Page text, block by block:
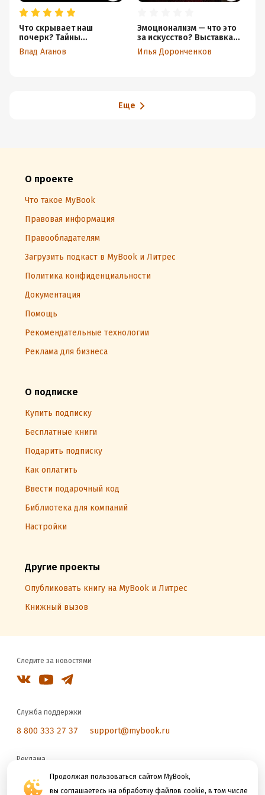
Продолжая пользоваться сайтом MyBook,
вы соглашаетесь на обработку файлов cookie, в том числе
Что скрывает наш
почерк? Тайны
Графолога: Лариса
Дрыгваль
Влад Аганов
Эмоционализм — что это
за искусство? Выставка
«Свет между мирами»
(18+)
Илья Доронченков
Еще
О проекте
Что такое MyBook
Правовая информация
Правообладателям
Загрузить подкаст в MyBook и Литрес
Политика конфиденциальности
Документация
Помощь
Рекомендательные технологии
Реклама для бизнеса
О подписке
Купить подписку
Бесплатные книги
Подарить подписку
Как оплатить
Ввести подарочный код
Библиотека для компаний
Настройки
Другие проекты
Опубликовать книгу на MyBook и Литрес
Книжный вызов
Следите за новостями
Служба поддержки
8 800 333 27 37 support@mybook.ru
Реклама
reklama@litres.ru